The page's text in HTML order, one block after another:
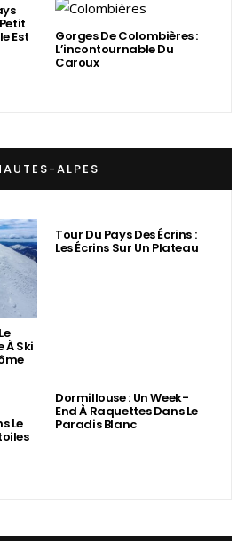
Est Gorges De Colombières :
L’incontournable Du
Caroux
ALPES
À Ski
Tour Du Pays Des Écrins :
Les Écrins Sur Un Plateau
Le
Dormillouse : Un Week-
End À Raquettes Dans Le
Paradis Blanc